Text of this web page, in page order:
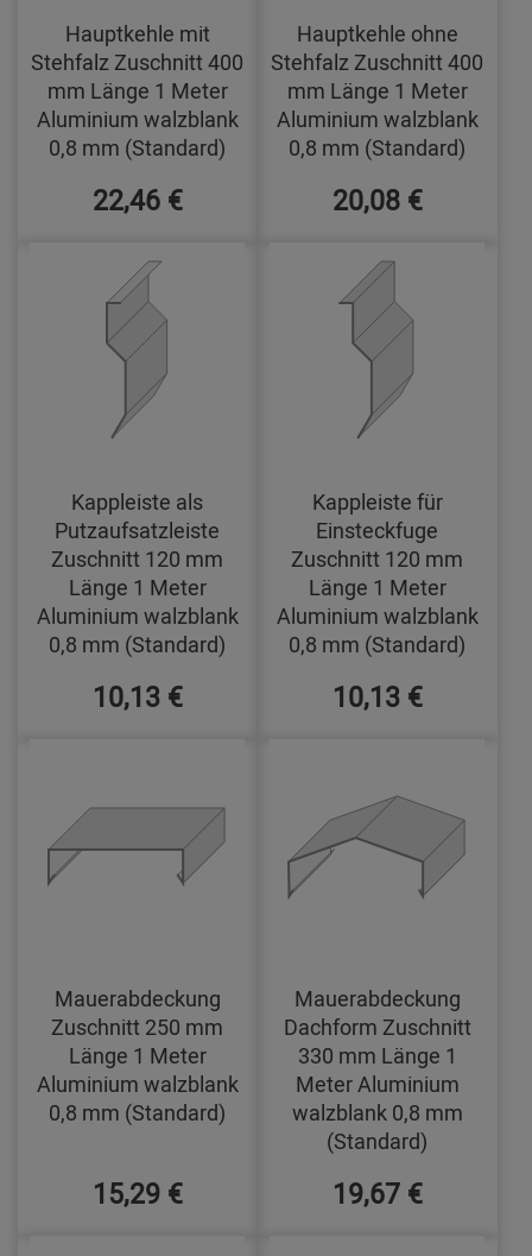
Hauptkehle mit
Stehfalz Zuschnitt 400
mm Länge 1 Meter
Aluminium walzblank
0,8 mm (Standard)
22,46 €
Hauptkehle ohne
Stehfalz Zuschnitt 400
mm Länge 1 Meter
Aluminium walzblank
0,8 mm (Standard)
20,08 €
Kappleiste als
Putzaufsatzleiste
Zuschnitt 120 mm
Länge 1 Meter
Aluminium walzblank
0,8 mm (Standard)
10,13 €
Kappleiste für
Einsteckfuge
Zuschnitt 120 mm
Länge 1 Meter
Aluminium walzblank
0,8 mm (Standard)
10,13 €
Mauerabdeckung
Zuschnitt 250 mm
Länge 1 Meter
Aluminium walzblank
0,8 mm (Standard)
15,29 €
Mauerabdeckung
Dachform Zuschnitt
330 mm Länge 1
Meter Aluminium
walzblank 0,8 mm
(Standard)
19,67 €